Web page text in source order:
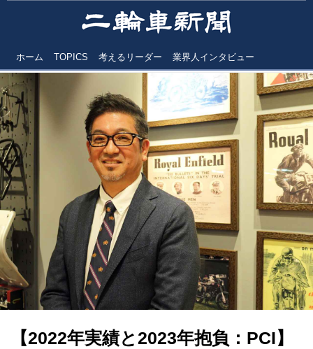
ホーム TOPICS 考えるリーダー 業界人インタビュー
【2022年実績と2023年抱負：PCI】